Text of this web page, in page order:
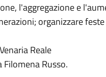
l'aggregazione e
organizzare
Reale
Russo.